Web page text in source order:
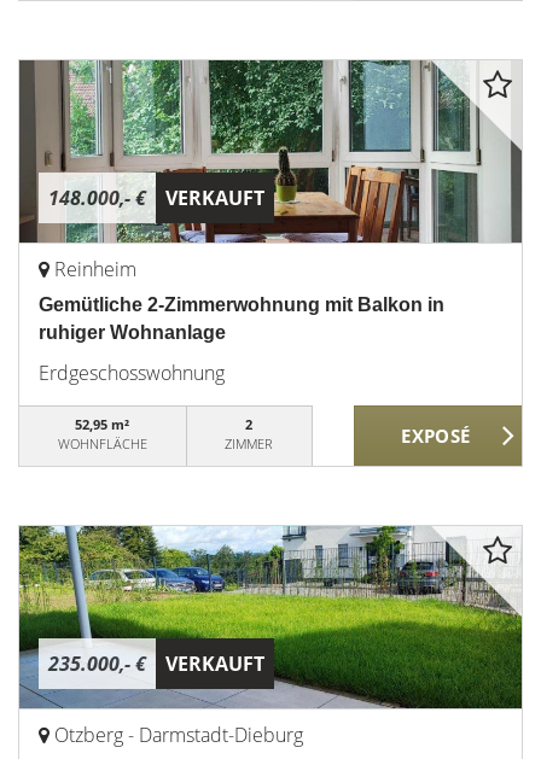
148.000,- € VERKAUFT
Reinheim
Gemütliche 2-Zimmerwohnung mit Balkon in
ruhiger Wohnanlage
Erdgeschosswohnung
52,95 m²
WOHNFLÄCHE
2
ZIMMER
235.000,- € VERKAUFT
Otzberg - Darmstadt-Dieburg